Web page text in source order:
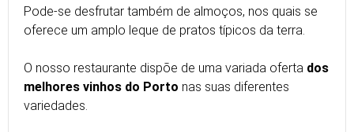
Pode-se desfrutar também de almoços, nos quais se
oferece um amplo leque de pratos típicos da terra.
O nosso restaurante dispõe de uma variada oferta dos
melhores vinhos do Porto nas suas diferentes
variedades.